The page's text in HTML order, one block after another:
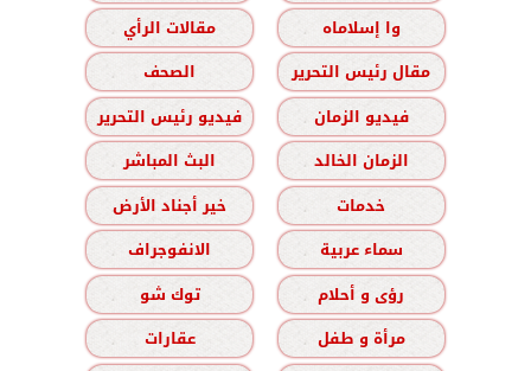
وا إسلاماه
مقالات الرأي
مقال رئيس التحرير
الصحف
فيديو الزمان
فيديو رئيس التحرير
الزمان الخالد
البث المباشر
خدمات
خير أجناد الأرض
سماء عربية
الانفوجراف
رؤى و أحلام
توك شو
مرأة و طفل
عقارات